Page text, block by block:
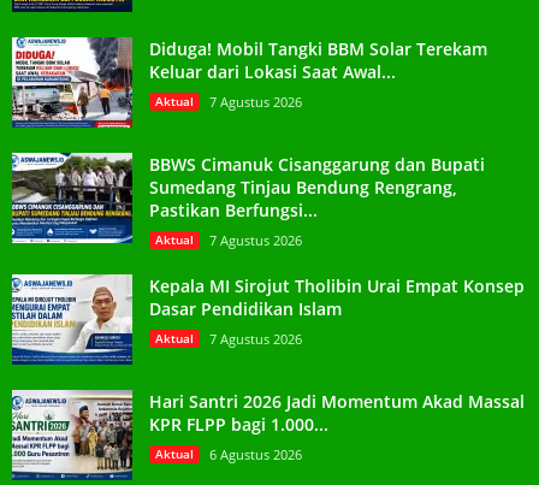
Diduga! Mobil Tangki BBM Solar Terekam
Keluar dari Lokasi Saat Awal...
Aktual 7 Agustus 2026
BBWS Cimanuk Cisanggarung dan Bupati
Sumedang Tinjau Bendung Rengrang,
Pastikan Berfungsi...
Aktual 7 Agustus 2026
Kepala MI Sirojut Tholibin Urai Empat Konsep
Dasar Pendidikan Islam
Aktual 7 Agustus 2026
Hari Santri 2026 Jadi Momentum Akad Massal
KPR FLPP bagi 1.000...
Aktual 6 Agustus 2026